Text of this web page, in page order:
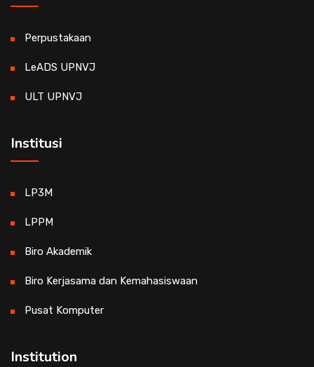
Perpustakaan
LeADS UPNVJ
ULT UPNVJ
Institusi
LP3M
LPPM
Biro Akademik
Biro Kerjasama dan Kemahasiswaan
Pusat Komputer
Institution